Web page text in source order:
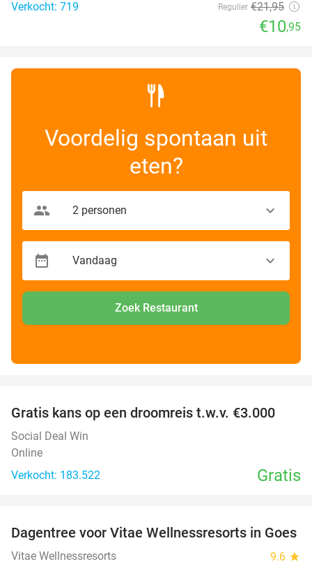
Verkocht: 719 Regulier €21,95
€10,95
Voordelig spontaan uit
eten?
Zoek Restaurant
Gratis kans op een droomreis t.w.v. €3.000
Social Deal Win
Online
Verkocht: 183.522
Gratis
49%
Dagentree voor Vitae Wellnessresorts in Goes
Vitae Wellnessresorts 9.6 star